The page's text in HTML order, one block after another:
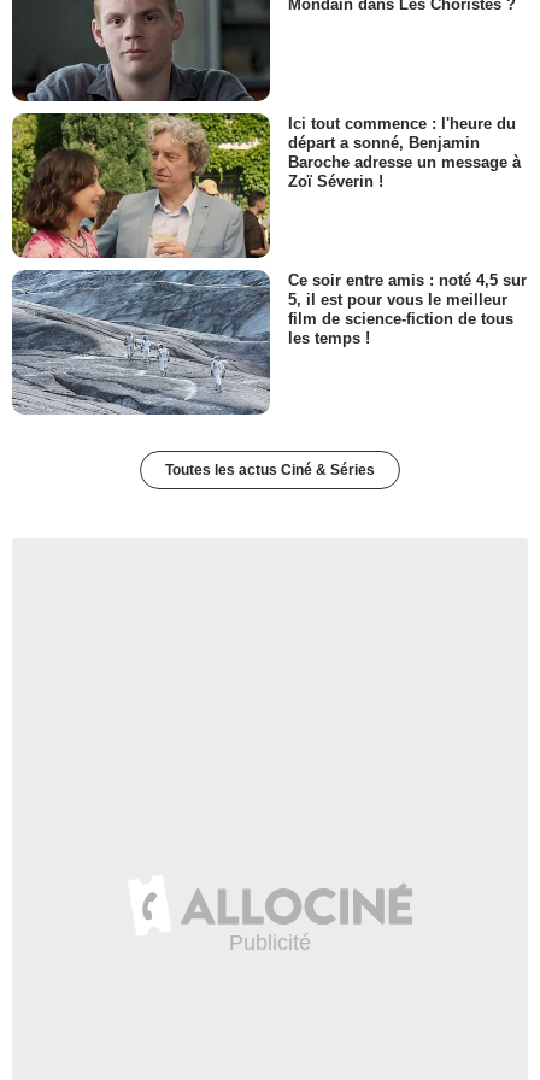
Mondain dans Les Choristes ?
Ici tout commence : l'heure du
départ a sonné, Benjamin
Baroche adresse un message à
Zoï Séverin !
Ce soir entre amis : noté 4,5 sur
5, il est pour vous le meilleur
film de science-fiction de tous
les temps !
Toutes les actus Ciné & Séries